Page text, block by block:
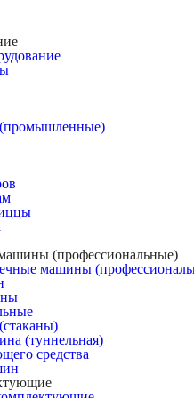
(промышленные)
(профессиональные)
машины
(туннельная)
средства